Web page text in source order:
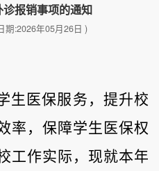
报销事项的通知
期:2026年05月26日 )
生医保服务，提升校
率，保障学生医保权
工作实际，现就本年